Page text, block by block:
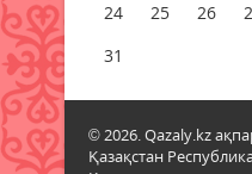
Жамбылда
08 тамыз 2026 ж.
Қазақстанның
24
25 26
31
© 2026. Qazaly.kz
Қазақстан